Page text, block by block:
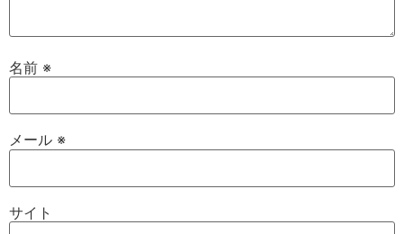
名前 ※
メール ※
サイト